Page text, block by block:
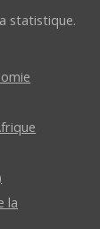
statistique.
la